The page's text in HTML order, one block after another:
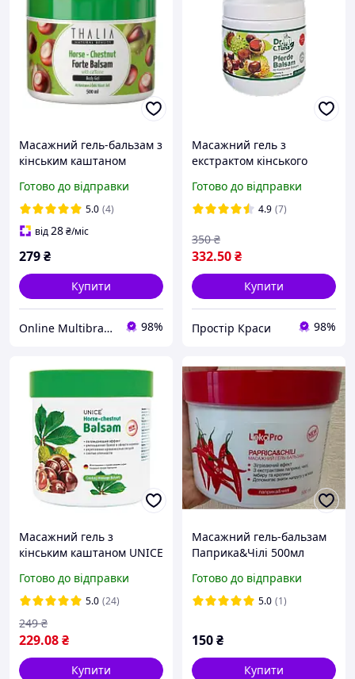
Масажний гель-бальзам з
кінським каштаном
Готово до відправки
5.0 (4)
від28₴/міс
279₴
Купити
Online Multibrand Store 98%
Масажний гель з
екстрактом кінського
Готово до відправки
4.9 (7)
332.50₴
350 ₴
Купити
Простір Краси 98%
Масажний гель з
кінським каштаном UNICE
Готово до відправки
5.0 (24)
229.08₴
249 ₴
Купити
Масажний гель-бальзам
Паприка&Чілі 500мл
Готово до відправки
5.0 (1)
150₴
Купити